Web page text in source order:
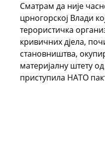
Сматрам да није
црногорској Влади
терористичка
кривичних дјела,
становништва,
материјалну штету
приступила НАТО